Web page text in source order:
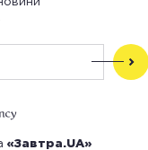
«Завтра.UA»